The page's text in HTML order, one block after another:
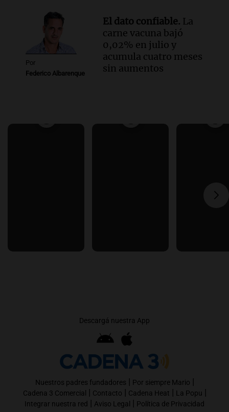
Por
Federico Albarenque
El dato confiable. La
carne vacuna bajó
0,02% en julio y
acumula cuatro meses
sin aumentos
Descargá nuestra App
Nuestros padres fundadores | Por siempre Mario |
Cadena 3 Comercial | Contacto | Cadena Heat | La Popu |
Integrar nuestra red | Aviso Legal | Política de Privacidad